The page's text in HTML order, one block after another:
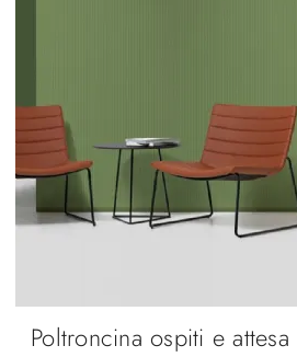
Poltroncina ospiti e